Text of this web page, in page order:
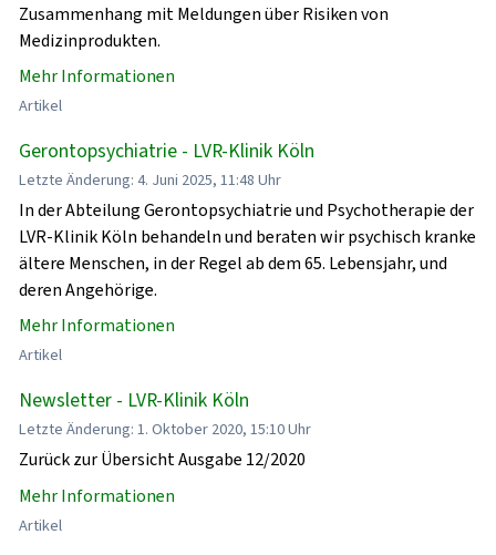
Zusammenhang mit Meldungen über Risiken von
Medizinprodukten.
Mehr Informationen
Artikel
Gerontopsychiatrie - LVR-Klinik Köln
Letzte Änderung: 4. Juni 2025, 11:48 Uhr
In der Abteilung Gerontopsychiatrie und Psychotherapie der
LVR-Klinik Köln behandeln und beraten wir psychisch kranke
ältere Menschen, in der Regel ab dem 65. Lebensjahr, und
deren Angehörige.
Mehr Informationen
Artikel
Newsletter - LVR-Klinik Köln
Letzte Änderung: 1. Oktober 2020, 15:10 Uhr
Zurück zur Übersicht Ausgabe 12/2020
Mehr Informationen
Artikel